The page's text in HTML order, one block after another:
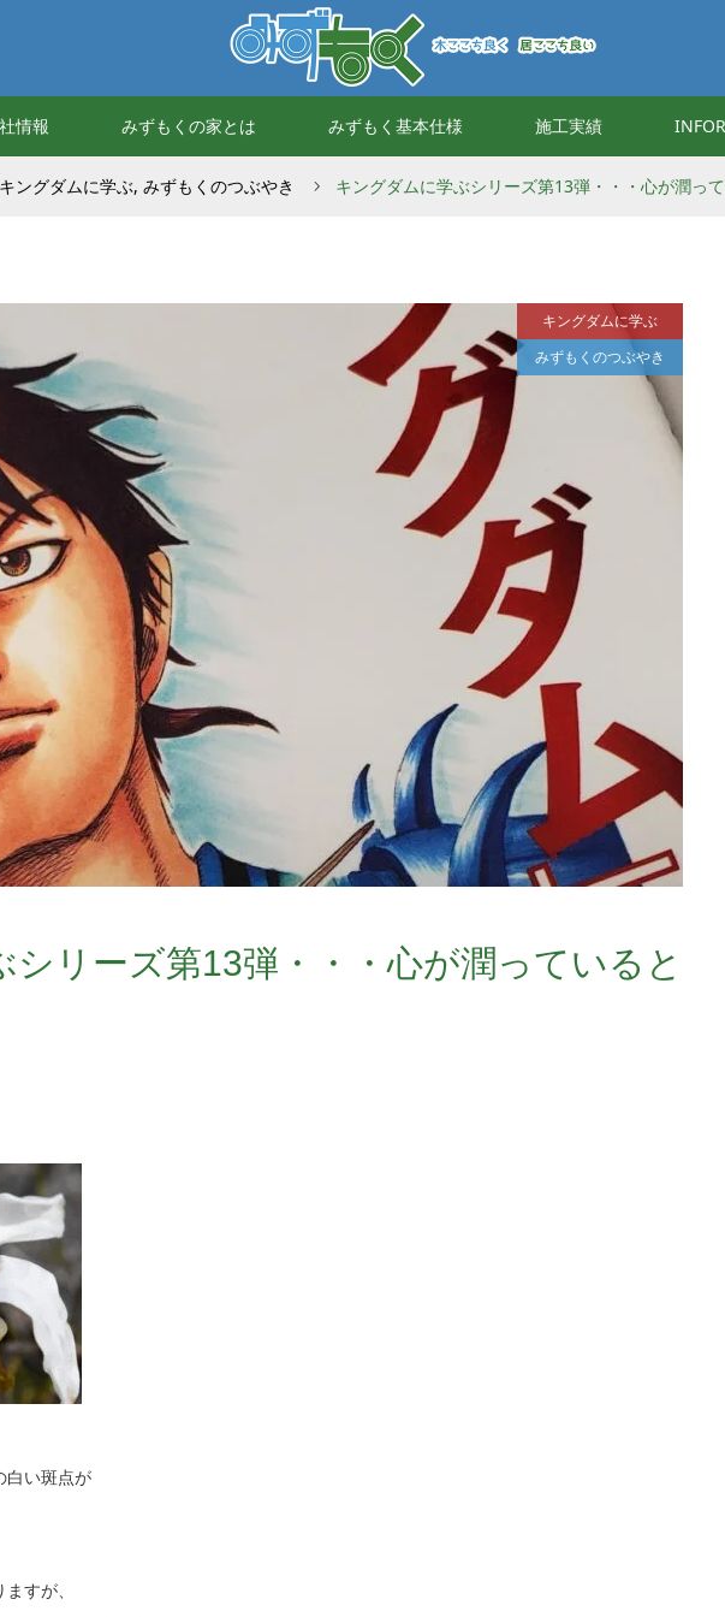
情報 みずもくの家とは みずもく基本仕様 施工実績
キングダムに学ぶ, みずもくのつぶやき キングダムに学ぶシリーズ第13弾・・・心が潤っ
キングダムに学ぶ
みずもくのつぶやき
シリーズ第13弾・・・心が潤っていると
白い斑点が
すが、